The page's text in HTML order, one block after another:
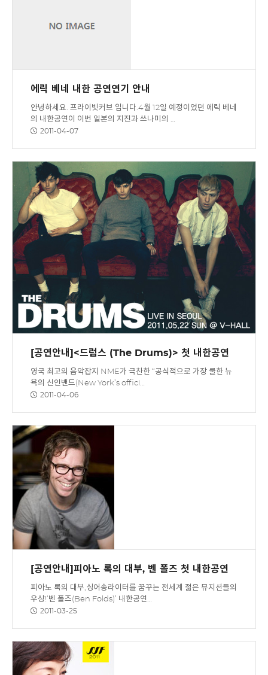
에릭 베네 내한 공연연기 안내
안녕하세요. 프라이빗커브 입니다.4월 12일 예정이었던 에릭 베네
의 내한공연이 이번 일본의 지진과 쓰나미의 …
2011-04-07
[공연안내]<드럼스 (The Drums)> 첫 내한공연
영국 최고의 음악잡지 NME가 극찬한 “공식적으로 가장 쿨한 뉴
욕의 신인밴드(New York’s offici…
2011-04-06
[공연안내]피아노 록의 대부, 벤 폴즈 첫 내한공연
피아노 록의 대부,싱어송라이터를 꿈꾸는 전세계 젊은 뮤지션들의
우상!‘벤 폴즈(Ben Folds)’ 내한공연…
2011-03-25